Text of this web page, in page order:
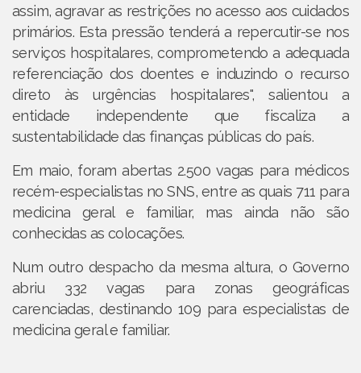
assim, agravar as restrições no acesso aos cuidados
primários. Esta pressão tenderá a repercutir-se nos
serviços hospitalares, comprometendo a adequada
referenciação dos doentes e induzindo o recurso
direto às urgências hospitalares", salientou a
entidade independente que fiscaliza a
sustentabilidade das finanças públicas do país.
Em maio, foram abertas 2.500 vagas para médicos
recém-especialistas no SNS, entre as quais 711 para
medicina geral e familiar, mas ainda não são
conhecidas as colocações.
Num outro despacho da mesma altura, o Governo
abriu 332 vagas para zonas geográficas
carenciadas, destinando 109 para especialistas de
medicina geral e familiar.